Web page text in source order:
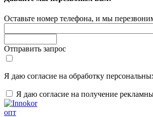
Оставьте номер телефона, и мы
Отправить запрос
Я даю согласие на обработку
Я даю согласие на получение
опт